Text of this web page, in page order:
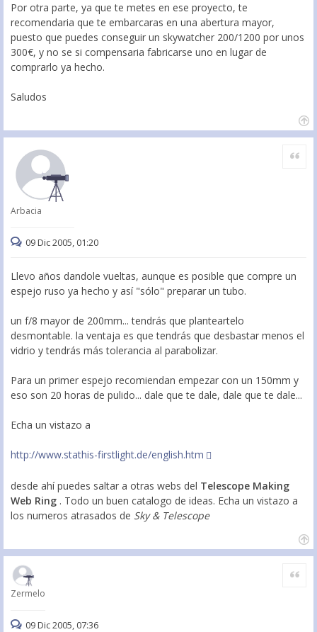
Por otra parte, ya que te metes en ese proyecto, te
recomendaria que te embarcaras en una abertura mayor,
puesto que puedes conseguir un skywatcher 200/1200 por unos
300€, y no se si compensaria fabricarse uno en lugar de
comprarlo ya hecho.
Saludos
Arbacia
Citar
09 Dic 2005, 01:20
Llevo años dandole vueltas, aunque es posible que compre un
espejo ruso ya hecho y así "sólo" preparar un tubo.
un f/8 mayor de 200mm... tendrás que planteartelo
desmontable. la ventaja es que tendrás que desbastar menos el
vidrio y tendrás más tolerancia al parabolizar.
Para un primer espejo recomiendan empezar con un 150mm y
eso son 20 horas de pulido... dale que te dale, dale que te dale...
Echa un vistazo a
http://www.stathis-firstlight.de/english.htm
desde ahí puedes saltar a otras webs del Telescope Making
Web Ring . Todo un buen catalogo de ideas. Echa un vistazo a
los numeros atrasados de Sky & Telescope
Zermelo
Citar
09 Dic 2005, 07:36